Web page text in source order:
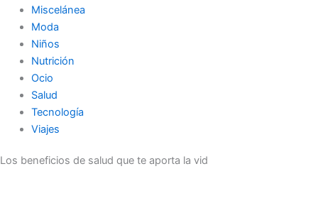
Miscelánea
Moda
Niños
Nutrición
Ocio
Salud
Tecnología
Viajes
Los beneficios de salud que te aporta la vid